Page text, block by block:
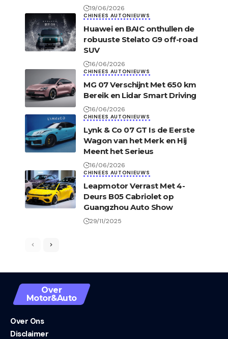
19/06/2026
CHINEES AUTONIEUWS
Huawei en BAIC onthullen de
robuuste Stelato G9 off-road
SUV
16/06/2026
CHINEES AUTONIEUWS
MG 07 Verschijnt Met 650 km
Bereik en Lidar Smart Driving
16/06/2026
CHINEES AUTONIEUWS
Lynk & Co 07 GT Is de Eerste
Wagon van het Merk en Hij
Meent het Serieus
16/06/2026
CHINEES AUTONIEUWS
Leapmotor Verrast Met 4-
Deurs B05 Cabriolet op
Guangzhou Auto Show
29/11/2025
Over
Motor&Auto
Over Ons
Disclaimer